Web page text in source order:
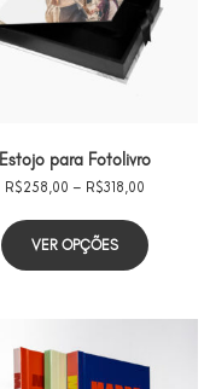
Estojo para Fotolivro
R$258,00 – R$318,00
VER OPÇÕES